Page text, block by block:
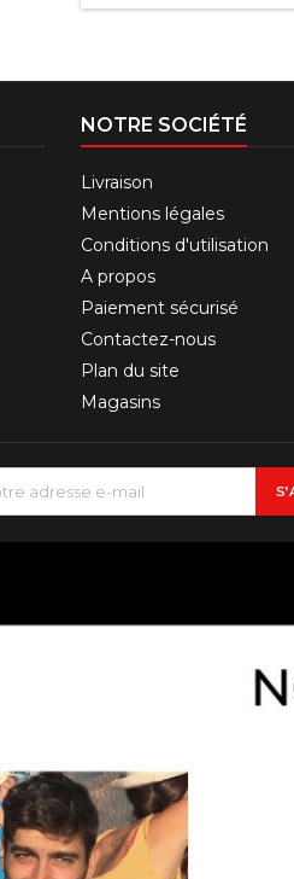
NOTRE SOCIÉTÉ
Livraison
Mentions légales
Conditions d'utilisation
A propos
Paiement sécurisé
Contactez-nous
Plan du site
Magasins